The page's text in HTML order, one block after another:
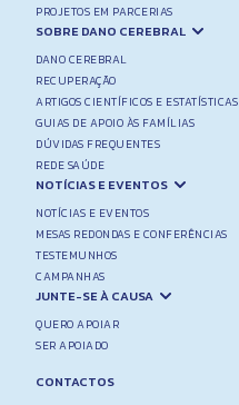
PROJETOS EM PARCERIAS
SOBRE DANO CEREBRAL
DANO CEREBRAL
RECUPERAÇÃO
ARTIGOS CIENTÍFICOS E ESTATÍSTICAS
GUIAS DE APOIO ÀS FAMÍLIAS
DÚVIDAS FREQUENTES
REDE SAÚDE
NOTÍCIAS E EVENTOS
NOTÍCIAS E EVENTOS
MESAS REDONDAS E CONFERÊNCIAS
TESTEMUNHOS
CAMPANHAS
JUNTE-SE À CAUSA
QUERO APOIAR
SER APOIADO
CONTACTOS